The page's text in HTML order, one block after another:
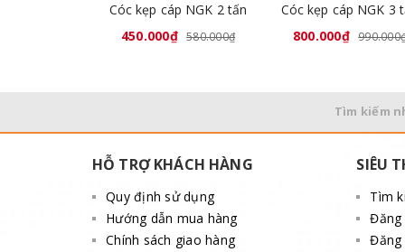
Cóc kẹp cáp NGK 2 tấn
450.000₫ 580.000₫
Cóc kẹp cáp NGK 3
800.000₫
Tìm kiếm
HỖ TRỢ KHÁCH HÀNG
Quy định sử dụng
Hướng dẫn mua hàng
Chính sách giao hàng
SIÊU
Tìm
Đăng
Đăng